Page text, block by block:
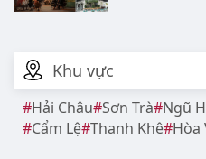
Khu vực
Hải Châu Sơn Trà Ngũ
Cẩm Lệ Thanh Khê Hòa